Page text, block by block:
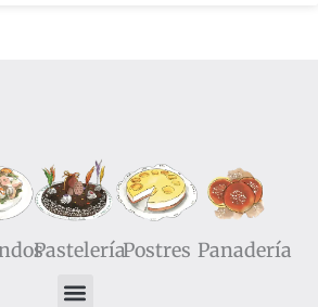
PasteleríaPostres Panadería